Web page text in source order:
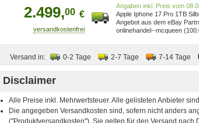
2.499,00 €
Preis vom
Apple Iphone 17 Pro 1TB
Lieferbar 1000GB NEU
Angebot aus dem eBay
onlinehandel--mcqueen
Versand in: 0-2 Tage 2-7 Tage 7-14 Tage
Disclaimer